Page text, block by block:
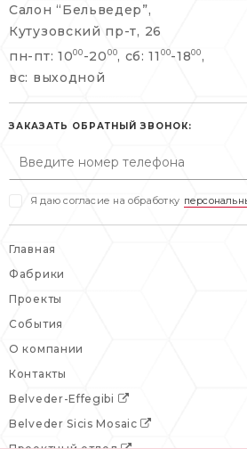
info@belveder-e.ru
пн-пт: 10:00-20:00
сб, вс: выходной
+7 495 477 45 43
info@belveder-e.ru
пн-пт: 10:00-19:00
сб: выходной
Салон “Бельведер”,
Кутузовский пр-т, 26
пн-пт: 1000 -20 00, сб: 11 00-1800 ,
вс: выходной
ЗАКАЗАТЬ ОБРАТНЫЙ ЗВОНОК:
Я даю согласие на обработку
Главная
Фабрики
Проекты
События
О компании
Контакты
Belveder-Effegibi
Belveder Sicis Mosaic